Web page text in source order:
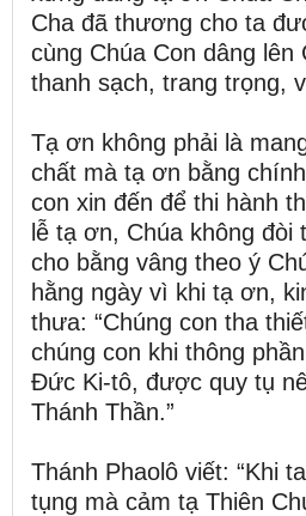
Cha đã thương cho ta
cùng Chúa Con dâng lên
thanh sạch, trang trọng,
Tạ ơn không phải là
chất mà tạ ơn bằng
con xin đến để thi hành
lễ tạ ơn, Chúa không đòi
cho bằng vâng theo ý
hằng ngày vì khi tạ ơn,
thưa: “Chúng con tha
chúng con khi thông
Ðức Ki-tô, được quy tụ
Thánh Thần.”
Thánh Phaolô viết: “Khi
tụng mà cảm tạ Thiên